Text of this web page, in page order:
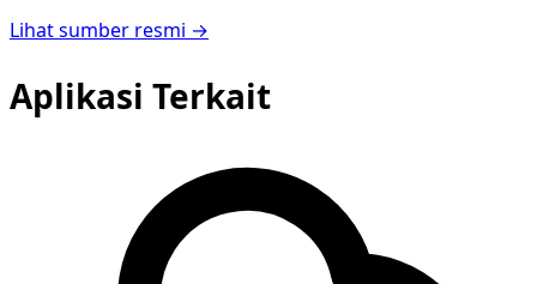
Lihat sumber resmi →
Aplikasi Terkait